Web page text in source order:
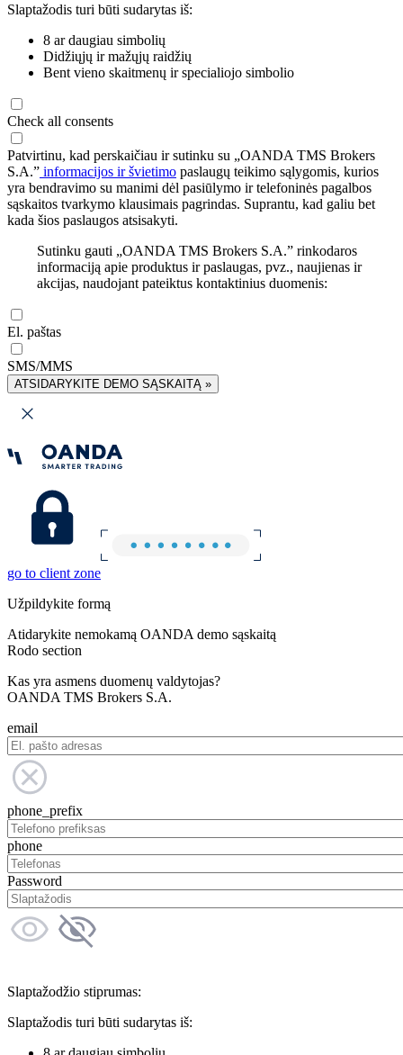
Slaptažodis turi būti sudarytas iš:
8 ar daugiau simbolių
Didžiųjų ir mažųjų raidžių
Bent vieno skaitmenų ir specialiojo simbolio
Check all consents
Patvirtinu, kad perskaičiau ir sutinku su „OANDA TMS Brokers
S.A.” informacijos ir švietimo paslaugų teikimo sąlygomis, kurios
yra bendravimo su manimi dėl pasiūlymo ir telefoninės pagalbos
sąskaitos tvarkymo klausimais pagrindas. Suprantu, kad galiu bet
kada šios paslaugos atsisakyti.
Sutinku gauti „OANDA TMS Brokers S.A.” rinkodaros
informaciją apie produktus ir paslaugas, pvz., naujienas ir
akcijas, naudojant pateiktus kontaktinius duomenis:
El. paštas
SMS/MMS
ATSIDARYKITE DEMO SĄSKAITĄ »
go to client zone
Užpildykite formą
Atidarykite nemokamą OANDA demo sąskaitą
Rodo section
Kas yra asmens duomenų valdytojas?
OANDA TMS Brokers S.A.
email
phone_prefix
phone
Password
Slaptažodžio stiprumas:
Slaptažodis turi būti sudarytas iš: